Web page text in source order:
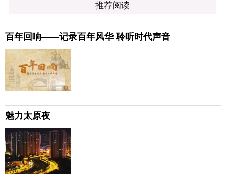
推荐阅读
百年回响——记录百年风华 聆听时代声音
魅力太原夜